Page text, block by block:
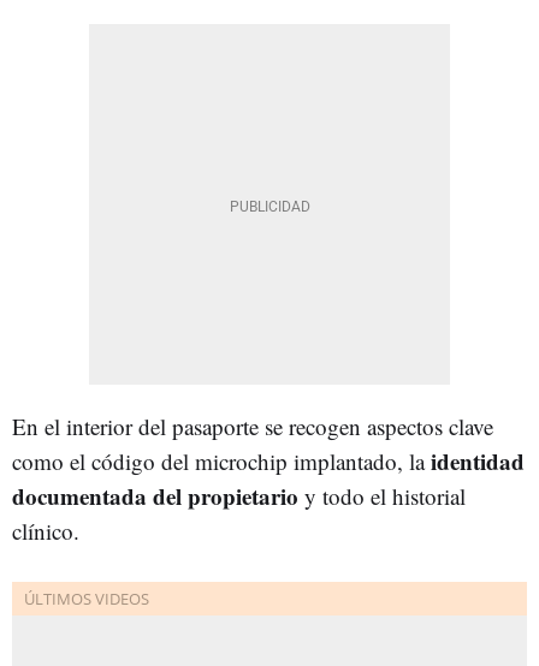
En el interior del pasaporte se recogen aspectos clave
como el código del microchip implantado, laidentidad
documentada del propietario y todo el historial
clínico.